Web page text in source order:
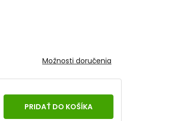
Možnosti doručenia
PRIDAŤ DO KOŠÍKA